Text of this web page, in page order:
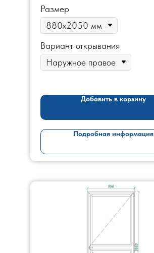
Размер
Вариант открывания
Добавить в корзину
Подробная информация